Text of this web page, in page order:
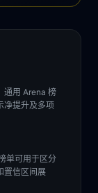
通用 Arena 榜
净提升及多项
单可用于区分
置信区间展